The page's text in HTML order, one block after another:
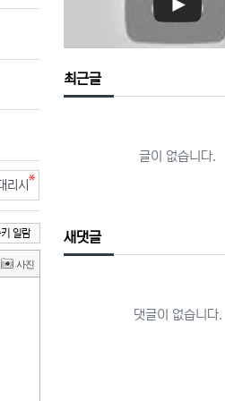
일람
최근글
글이 없습니다.
새댓글
댓글이 없습니다.